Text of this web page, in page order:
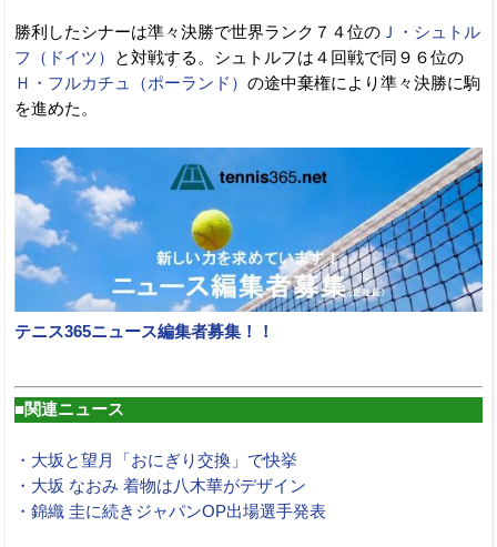
勝利したシナーは準々決勝で世界ランク７４位の Ｊ・シュトル
フ（ドイツ）
と対戦する。シュトルフは４回戦で同９６位の
Ｈ・フルカチュ（ポーランド） の途中棄権により準々決勝に駒
を進めた。
テニス365ニュース編集者募集！！
■関連ニュース
・大坂と望月「おにぎり交換」で快挙
・大坂 なおみ 着物は八木華がデザイン
・錦織 圭に続きジャパンOP出場選手発表